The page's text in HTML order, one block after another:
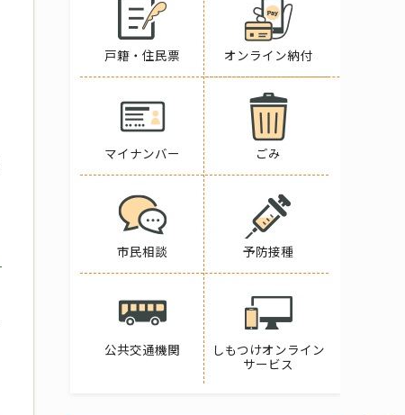
戸籍・住民票 オンライン納付
マイナンバー ごみ
市民相談 予防接種
公共交通機関
しもつけオンライン
サービス